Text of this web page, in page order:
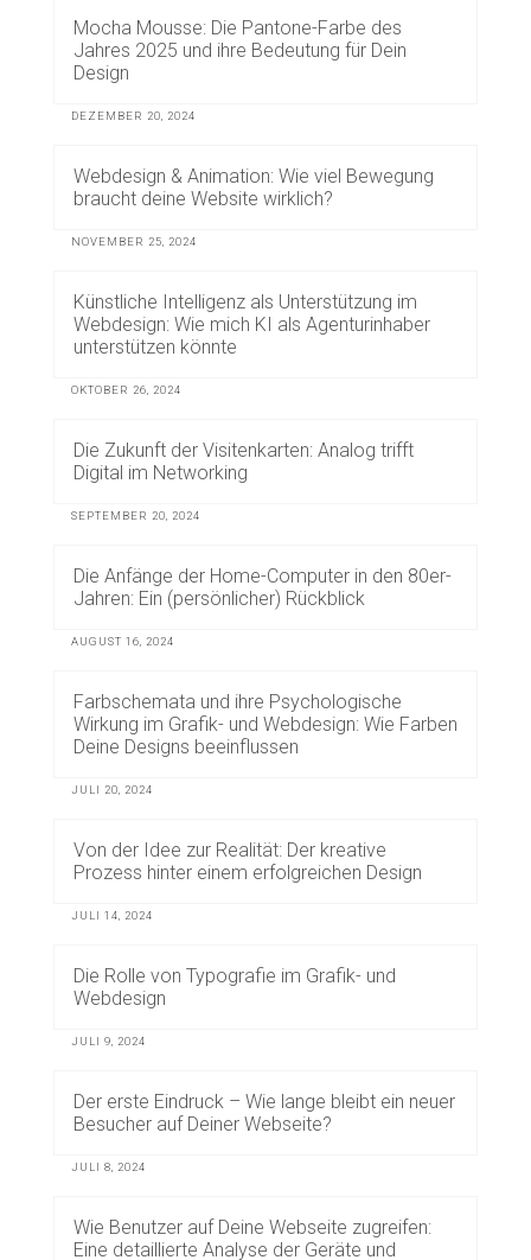
Mocha Mousse: Die Pantone-Farbe des
Jahres 2025 und ihre Bedeutung für Dein
Design
DEZEMBER 20, 2024
Webdesign & Animation: Wie viel Bewegung
braucht deine Website wirklich?
NOVEMBER 25, 2024
Künstliche Intelligenz als Unterstützung im
Webdesign: Wie mich KI als Agenturinhaber
unterstützen könnte
OKTOBER 26, 2024
Die Zukunft der Visitenkarten: Analog trifft
Digital im Networking
SEPTEMBER 20, 2024
Die Anfänge der Home-Computer in den 80er-
Jahren: Ein (persönlicher) Rückblick
AUGUST 16, 2024
Farbschemata und ihre Psychologische
Wirkung im Grafik- und Webdesign: Wie Farben
Deine Designs beeinflussen
JULI 20, 2024
Von der Idee zur Realität: Der kreative
Prozess hinter einem erfolgreichen Design
JULI 14, 2024
Die Rolle von Typografie im Grafik- und
Webdesign
JULI 9, 2024
Der erste Eindruck – Wie lange bleibt ein neuer
Besucher auf Deiner Webseite?
JULI 8, 2024
Wie Benutzer auf Deine Webseite zugreifen:
Eine detaillierte Analyse der Geräte und